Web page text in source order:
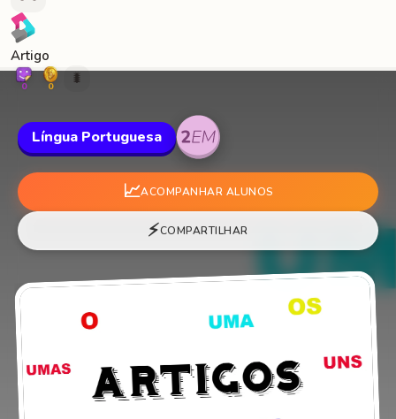
Artigo
0 0 🐛
Língua Portuguesa
📈ACOMPANHAR ALUNOS
⚡COMPARTILHAR